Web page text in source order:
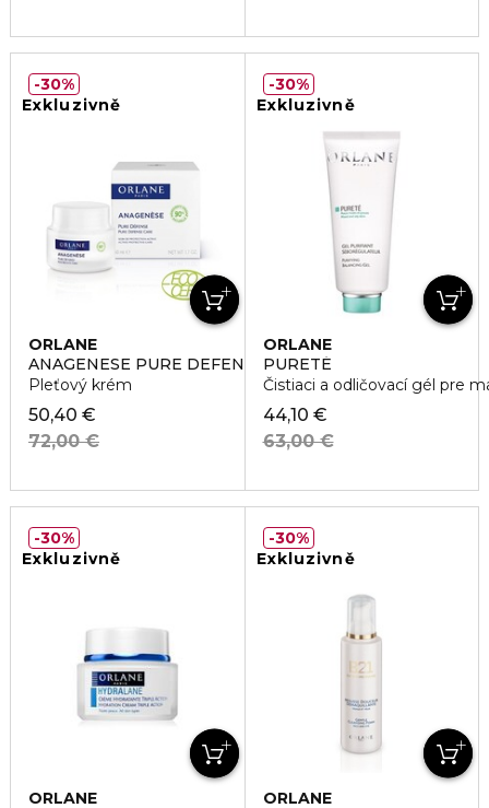
Exkluzivně
ORLANE
ANAGENESE PURE DEFENSE
Pleťový krém
50,40 €
72,00 €
30%
Exkluzivně
ORLANE
PURETÉ
Čistiaci a odličovací gél pre
44,10 €
63,00 €
30%
Exkluzivně
ORLANE
30%
Exkluzivně
ORLANE
30%